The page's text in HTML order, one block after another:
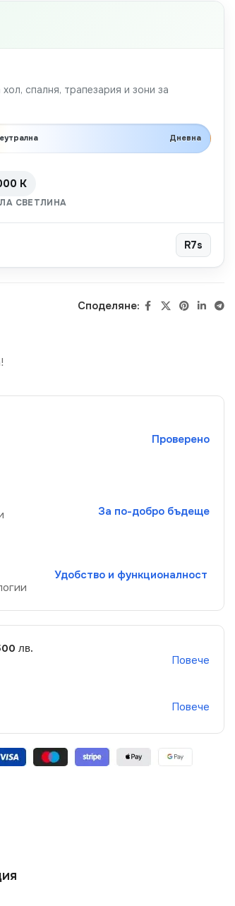
спалня, трапезария и зони за
Дневна
K
СВЕТЛИНА
R7s
Споделяне:
Проверено
За по-добро бъдеще
Удобство и функционалност
лв.
Повече
Повече